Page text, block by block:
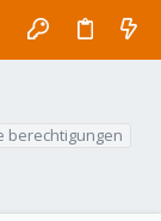
berechtigungen